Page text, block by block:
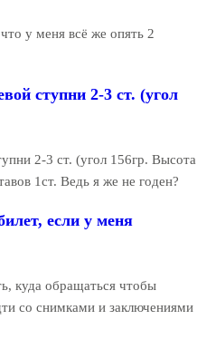
у меня всё же опять 2
ступни 2-3 ст. (угол
2-3 ст. (угол 156гр. Высота
1ст. Ведь я же не годен?
если у меня
куда обращаться чтобы
со снимками и заключениями